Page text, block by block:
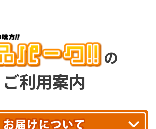
の
ご利用案内